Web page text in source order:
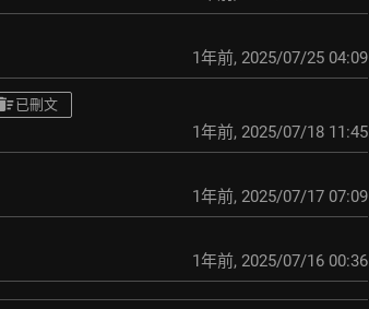
1年前, 2025/07/25 04:09
已刪文
1年前, 2025/07/18 11:45
1年前, 2025/07/17 07:09
1年前, 2025/07/16 00:36